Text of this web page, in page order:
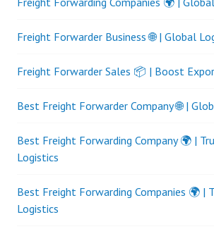
Freight Forwarder Business 🌐 | Global
Freight Forwarder Sales 📦 | Boost
Best Freight Forwarder Company 🌐 |
Best Freight Forwarding Company 🌍 |
Logistics
Best Freight Forwarding Companies 🌍 |
Logistics